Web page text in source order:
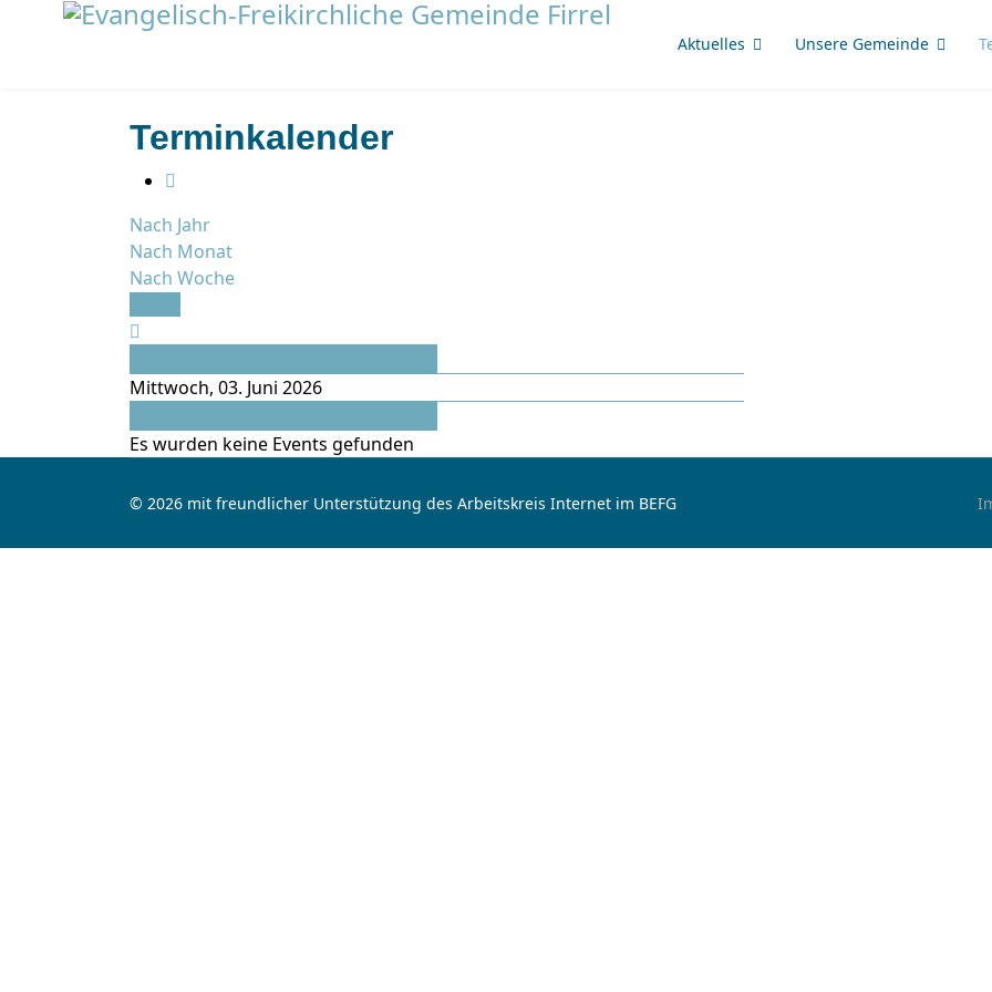
Aktuelles Unsere Gemeinde
Terminkalender
Nach Jahr
Nach Monat
Nach Woche
Mittwoch, 03. Juni 2026
Es wurden keine Events gefunden
© 2026 mit freundlicher Unterstützung des Arbeitskreis Internet im BEFG